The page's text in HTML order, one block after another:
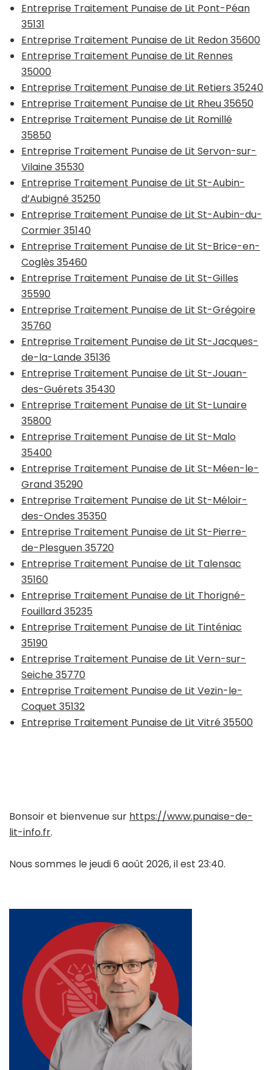
Entreprise Traitement Punaise de Lit Pont-Péan
35131
Entreprise Traitement Punaise de Lit Redon 35600
Entreprise Traitement Punaise de Lit Rennes
35000
Entreprise Traitement Punaise de Lit Retiers 35240
Entreprise Traitement Punaise de Lit Rheu 35650
Entreprise Traitement Punaise de Lit Romillé
35850
Entreprise Traitement Punaise de Lit Servon-sur-
Vilaine 35530
Entreprise Traitement Punaise de Lit St-Aubin-
d’Aubigné 35250
Entreprise Traitement Punaise de Lit St-Aubin-du-
Cormier 35140
Entreprise Traitement Punaise de Lit St-Brice-en-
Coglès 35460
Entreprise Traitement Punaise de Lit St-Gilles
35590
Entreprise Traitement Punaise de Lit St-Grégoire
35760
Entreprise Traitement Punaise de Lit St-Jacques-
de-la-Lande 35136
Entreprise Traitement Punaise de Lit St-Jouan-
des-Guérets 35430
Entreprise Traitement Punaise de Lit St-Lunaire
35800
Entreprise Traitement Punaise de Lit St-Malo
35400
Entreprise Traitement Punaise de Lit St-Méen-le-
Grand 35290
Entreprise Traitement Punaise de Lit St-Méloir-
des-Ondes 35350
Entreprise Traitement Punaise de Lit St-Pierre-
de-Plesguen 35720
Entreprise Traitement Punaise de Lit Talensac
35160
Entreprise Traitement Punaise de Lit Thorigné-
Fouillard 35235
Entreprise Traitement Punaise de Lit Tinténiac
35190
Entreprise Traitement Punaise de Lit Vern-sur-
Seiche 35770
Entreprise Traitement Punaise de Lit Vezin-le-
Coquet 35132
Entreprise Traitement Punaise de Lit Vitré 35500
Bonsoir et bienvenue sur https://www.punaise-de-
lit-info.fr.
Nous sommes le jeudi 6 août 2026, il est 23:40.